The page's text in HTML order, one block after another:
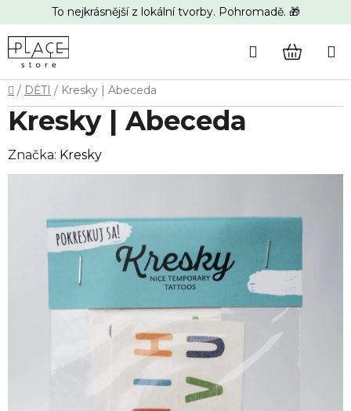
na
obsah
To nejkrásnější z lokální tvorby. Pohromadě. 🎁
Hledat
Domů
/ DĚTI / Kresky | Abeceda
Kresky | Abeceda
Značka: Kresky